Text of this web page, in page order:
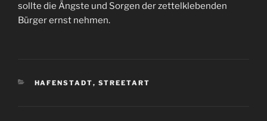
sollte die Ängste und Sorgen der zettelklebenden
Bürger ernst nehmen.
KATEGORIEN
HAFENSTADT, STREETART